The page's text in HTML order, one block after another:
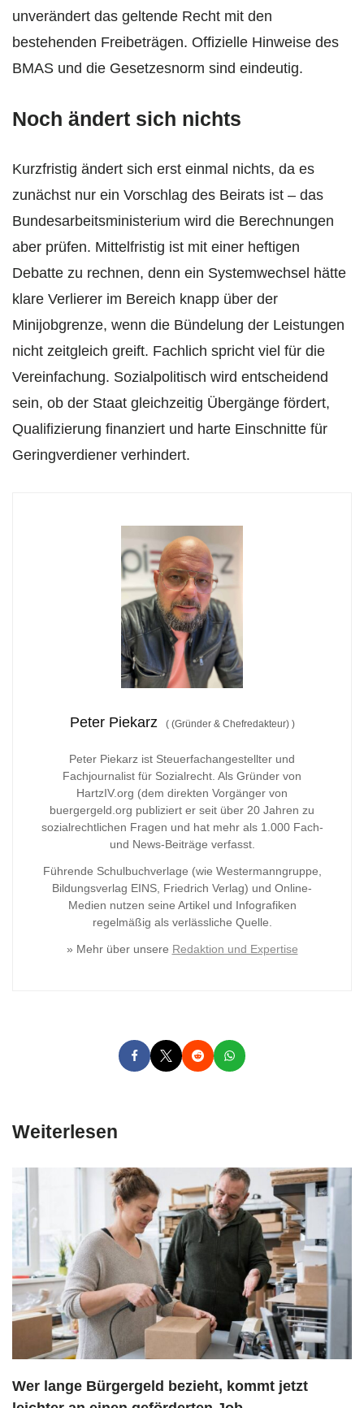
unverändert das geltende Recht mit den
bestehenden Freibeträgen. Offizielle Hinweise des
BMAS und die Gesetzesnorm sind eindeutig.
Noch ändert sich nichts
Kurzfristig ändert sich erst einmal nichts, da es
zunächst nur ein Vorschlag des Beirats ist – das
Bundesarbeitsministerium wird die Berechnungen
aber prüfen. Mittelfristig ist mit einer heftigen
Debatte zu rechnen, denn ein Systemwechsel hätte
klare Verlierer im Bereich knapp über der
Minijobgrenze, wenn die Bündelung der Leistungen
nicht zeitgleich greift. Fachlich spricht viel für die
Vereinfachung. Sozialpolitisch wird entscheidend
sein, ob der Staat gleichzeitig Übergänge fördert,
Qualifizierung finanziert und harte Einschnitte für
Geringverdiener verhindert.
Peter Piekarz ((Gründer & Chefredakteur) )
Peter Piekarz ist Steuerfachangestellter und
Fachjournalist für Sozialrecht. Als Gründer von
HartzIV.org (dem direkten Vorgänger von
buergergeld.org publiziert er seit über 20 Jahren zu
sozialrechtlichen Fragen und hat mehr als 1.000 Fach-
und News-Beiträge verfasst.
Führende Schulbuchverlage (wie Westermanngruppe,
Bildungsverlag EINS, Friedrich Verlag) und Online-
Medien nutzen seine Artikel und Infografiken
regelmäßig als verlässliche Quelle.
» Mehr über unsere Redaktion und Expertise
Weiterlesen
Wer lange Bürgergeld bezieht, kommt jetzt